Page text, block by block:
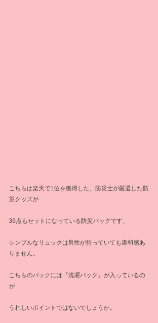
こちらは楽天で1位を獲得した、防災士が厳選した防
災グッズが
39点もセットになっている防災バックです。
シンプルなリュックは男性が持っていても違和感あ
りません。
こちらのバックには『洗濯パック』が入っているの
が
うれしいポイントではないでしょうか。